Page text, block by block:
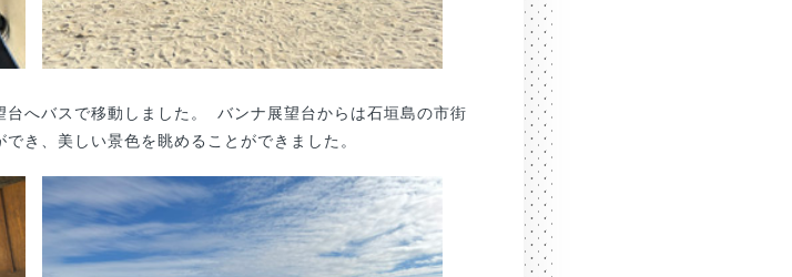
へバスで移動しました。 バンナ展望台からは石垣島の市街
き、美しい景色を眺めることができました。